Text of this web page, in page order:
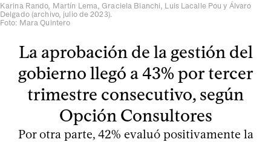
Karina Rando, Martín Lema, Graciela Bianchi, Luis Lacalle Pou y Álvaro
Delgado (archivo, julio de 2023).
Foto: Mara Quintero
La aprobación de la gestión del
gobierno llegó a 43% por tercer
trimestre consecutivo, según
Opción Consultores
Por otra parte, 42% evaluó positivamente la